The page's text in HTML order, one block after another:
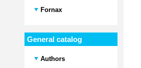
Fornax
General catalog
Authors